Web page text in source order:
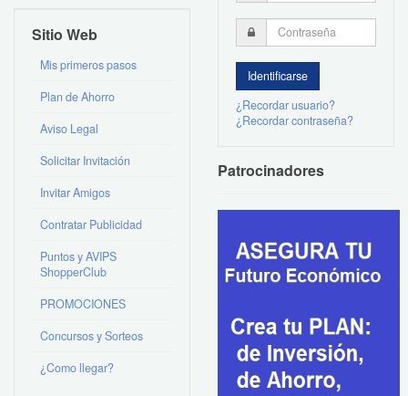
Sitio Web
Mis primeros pasos
Plan de Ahorro
Aviso Legal
Solicitar Invitación
Invitar Amigos
Contratar Publicidad
Puntos y AVIPS
ShopperClub
PROMOCIONES
Concursos y Sorteos
¿Como llegar?
¿Recordar usuario?
¿Recordar contraseña?
Patrocinadores